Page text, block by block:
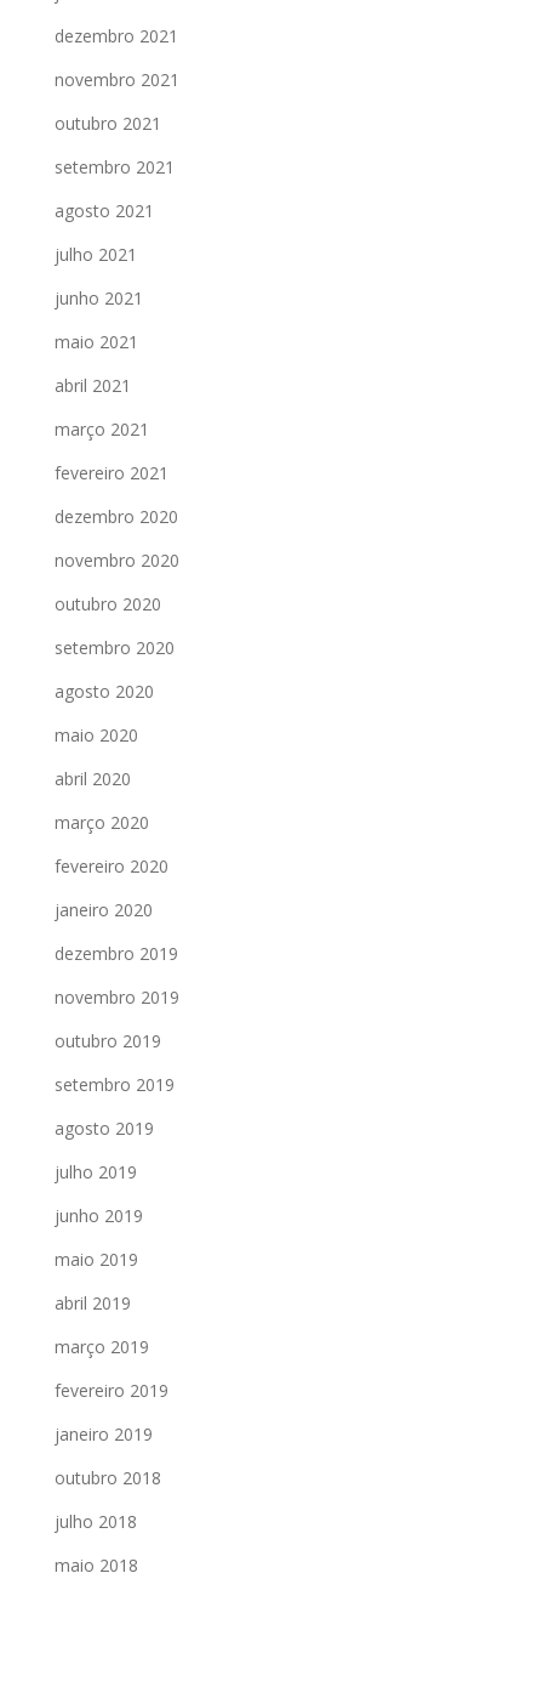
dezembro 2021
novembro 2021
outubro 2021
setembro 2021
agosto 2021
julho 2021
junho 2021
maio 2021
abril 2021
março 2021
fevereiro 2021
dezembro 2020
novembro 2020
outubro 2020
setembro 2020
agosto 2020
maio 2020
abril 2020
março 2020
fevereiro 2020
janeiro 2020
dezembro 2019
novembro 2019
outubro 2019
setembro 2019
agosto 2019
julho 2019
junho 2019
maio 2019
abril 2019
março 2019
fevereiro 2019
janeiro 2019
outubro 2018
julho 2018
maio 2018